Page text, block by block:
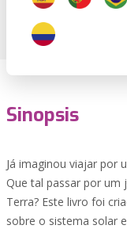
Sinopsis
Já imaginou viajar por
Que tal passar por
Terra? Este livro foi
sobre o sistema solar